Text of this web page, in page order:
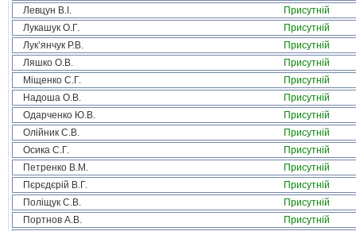
Левцун В.І.
Присутній
Лукашук О.Г.
Присутній
Лук’янчук Р.В.
Присутній
Ляшко О.В.
Присутній
Міщенко С.Г.
Присутній
Надоша О.В.
Присутній
Одарченко Ю.В.
Присутній
Олійник С.В.
Присутній
Осика С.Г.
Присутній
Петренко В.М.
Присутній
Пєрєдєрій В.Г.
Присутній
Поліщук С.В.
Присутній
Портнов А.В.
Присутній